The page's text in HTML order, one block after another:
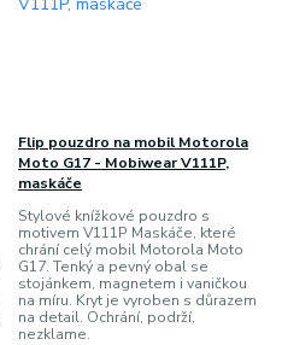
Flip pouzdro na mobil Motorola
Moto G17 - Mobiwear V111P,
maskáče
Stylové knížkové pouzdro s
motivem V111P Maskáče, které
chrání celý mobil Motorola Moto
G17. Tenký a pevný obal se
stojánkem, magnetem i vaničkou
na míru. Kryt je vyroben s důrazem
na detail. Ochrání, podrží,
nezklame.